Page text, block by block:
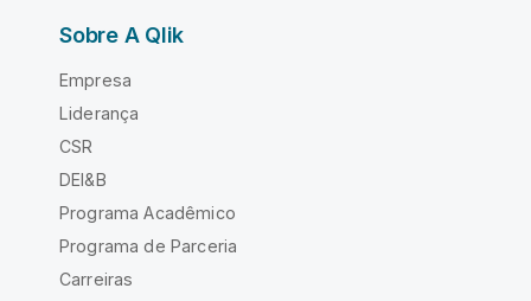
Sobre A Qlik
Empresa
Liderança
CSR
DEI&B
Programa Acadêmico
Programa de Parceria
Carreiras